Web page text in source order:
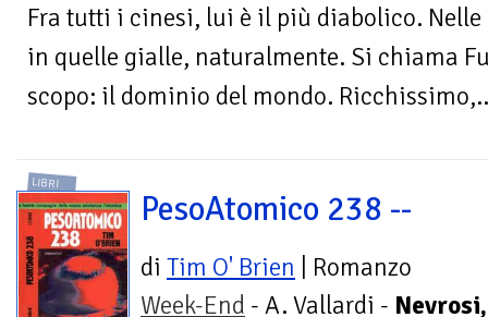
Fra tutti i cinesi, lui è il più diabolico.
in quelle gialle, naturalmente. Si chiama
scopo: il dominio del mondo.
LIBRI
PesoAtomico 238 --
di Tim O' Brien | Romanzo
Week-End - A. Vallardi - Nevrosi,